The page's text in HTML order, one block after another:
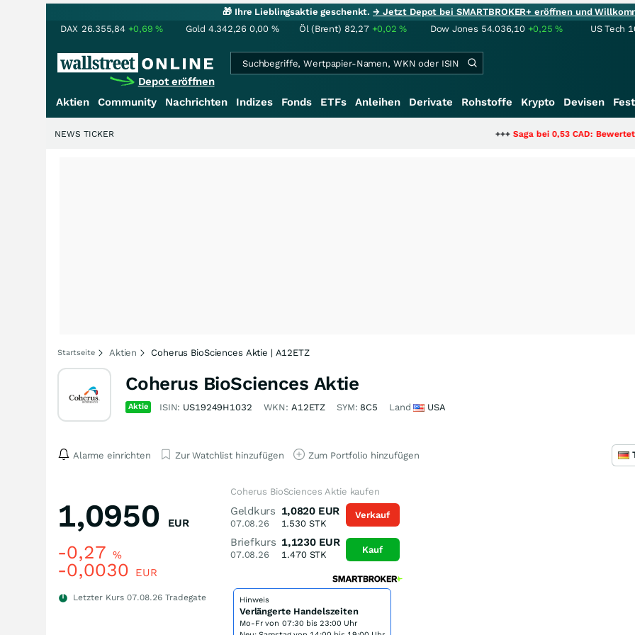
🎁 Ihre Lieblingsaktie geschenkt.→ Jetzt Depot bei SMARTBROKER+ eröffnen und
DAX 26.355,84 +0,69% Gold 4.342,26 0,00 % Öl (Brent) 82,27 +0,02% Dow Jones 54.036,10 +0,25% US Tech
Depot eröffnen
Aktien Community Nachrichten Indizes Fonds ETFs Anleihen Derivate Rohstoffe Krypto Devisen
Saga bei 0,53 CAD: Bewertet der
NEWS TICKER
Startseite Aktien Coherus BioSciences Aktie | A12ETZ
Coherus BioSciences Aktie
Aktie ISIN: US19249H1032 WKN: A12ETZ SYM: 8C5 Land USA
Alarme einrichten Zur Watchlist hinzufügen Zum Portfolio hinzufügen
1,0950 EUR
-0,27 %
-0,0030 EUR
Letzter Kurs 07.08.26 Tradegate
Coherus BioSciences Aktie kaufen
Geldkurs
07.08.26
1,0820 EUR
1.530STK
Briefkurs
07.08.26
1,1230 EUR
1.470STK
Verkauf
Kauf
Hinweis
Verlängerte Handelszeiten
Mo-Fr von 07:30 bis 23:00 Uhr